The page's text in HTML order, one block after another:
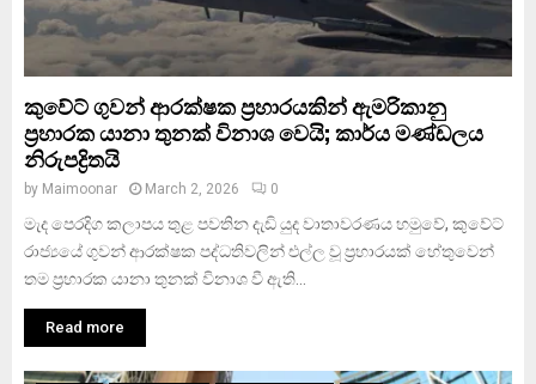
කුවේට් ගුවන් ආරක්ෂක ප්‍රහාරයකින් ඇමරිකානු
ප්‍රහාරක යානා තුනක් විනාශ වෙයි; කාර්ය මණ්ඩලය
නිරුපද්‍රිතයි
by Maimoonar March 2, 2026 0
මැද පෙරදිග කලාපය තුළ පවතින දැඩි යුද වාතාවරණය හමුවේ, කුවේට්
රාජ්‍යයේ ගුවන් ආරක්ෂක පද්ධතිවලින් එල්ල වූ ප්‍රහාරයක් හේතුවෙන්
තම ප්‍රහාරක යානා තුනක් විනාශ වී ඇති...
Read more